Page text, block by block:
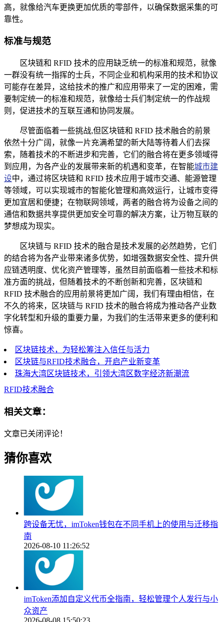
高，就像给汽车更换更加优质的零部件，以确保数据采集的可
靠性。
标准与规范
区块链和 RFID 技术的应用缺乏统一的标准和规范，就像
一群没有统一指挥的士兵，不同企业和机构采用的技术和协议
可能存在差异，这给技术的推广和应用带来了一定的困难，需
要制定统一的标准和规范，就像给士兵们制定统一的作战规
则，促进技术的互联互通和协同发展。
尽管面临着一些挑战,但区块链和 RFID 技术融合的前景
依然十分广阔，就像一片充满希望的新大陆等待着人们去探
索，随着技术的不断进步和完善，它们的融合将在更多领域得
到应用，为各产业的发展带来新的机遇和变革，在智能城市建
设中，通过将区块链和 RFID 技术应用于城市交通、能源管理
等领域，可以实现城市的智能化管理和高效运行，让城市变得
更加宜居和便捷；在物联网领域，两者的融合将为设备之间的
通信和数据共享提供更加安全可靠的解决方案，让万物互联的
梦想成为现实。
区块链与 RFID 技术的融合是技术发展的必然趋势，它们
的结合将为各产业带来诸多优势，如增强数据安全性、提升供
应链透明度、优化资产管理等，虽然目前面临着一些技术和标
准方面的挑战，但随着技术的不断创新和完善，区块链和
RFID 技术融合的应用前景将更加广阔，我们有理由相信，在
不久的将来，区块链与 RFID 技术的融合将成为推动各产业数
字化转型和升级的重要力量，为我们的生活带来更多的便利和
惊喜。
区块链技术，为轻松筹注入信任与活力
区块链与RFID技术融合，开启产业新变革
珠海大湾区块链技术，引领大湾区数字经济新潮流
RFID技术融合
相关文章：
文章已关闭评论！
猜你喜欢
跨设备无忧，imToken钱包在不同手机上的使用与迁移指
南
2026-08-10 11:26:52
imToken添加自定义代币全指南，轻松管理个人发行与小
众资产